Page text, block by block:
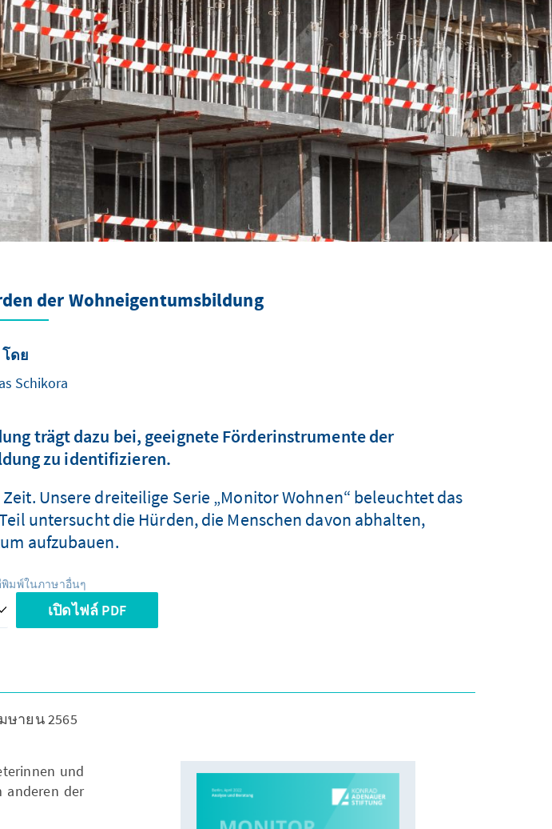
der Wohneigentumsbildung
โดย
Schikora
trägt dazu bei, geeignete Förderinstrumente der
zu identifizieren.
Unsere dreiteilige Serie „Monitor Wohnen“ beleuchtet das
untersucht die Hürden, die Menschen davon abhalten,
aufzubauen.
มพ์ในภาษาอื่นๆ
เปิดไฟล์ PDF
ษายน 2565
und
anderen der